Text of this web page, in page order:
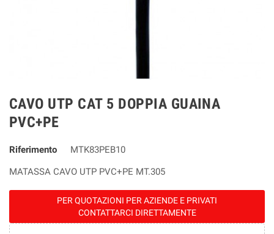
CAVO UTP CAT 5 DOPPIA GUAINA
PVC+PE
Riferimento
MTK83PEB10
MATASSA CAVO UTP PVC+PE MT.305
PER QUOTAZIONI PER AZIENDE E PRIVATI
CONTATTARCI DIRETTAMENTE